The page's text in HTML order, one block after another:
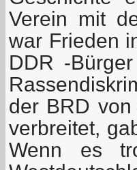
Verein mit
war Frieden
DDR -
der BRD
verbreitet,
Wenn es